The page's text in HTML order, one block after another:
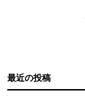
最近の投稿